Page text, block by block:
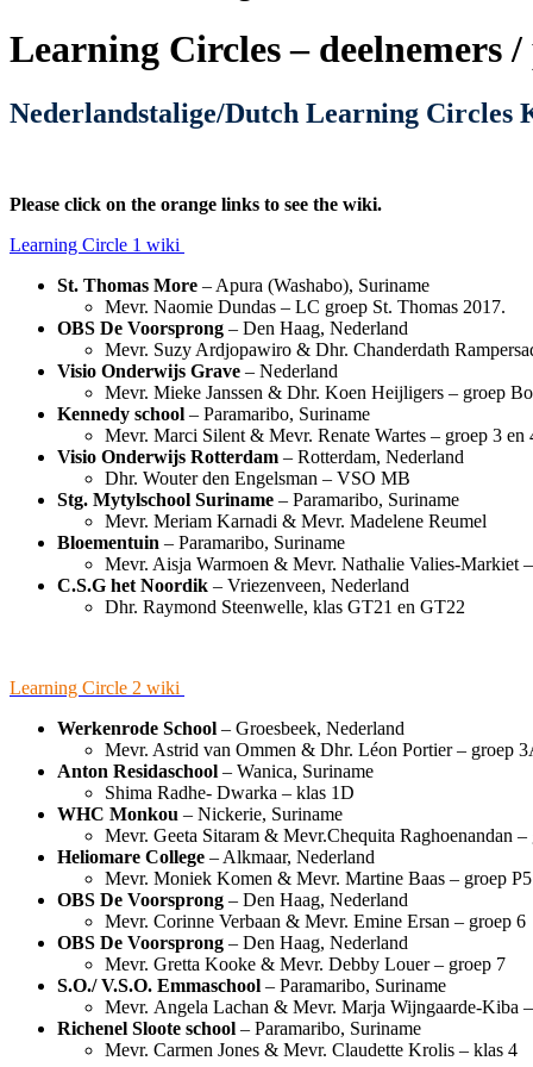
Learning Circles – deelnemers
Nederlandstalige/Dutch Learning Circles
Please click on the orange links to see the wiki.
Learning Circle 1 wiki
St. Thomas More – Apura (Washabo), Suriname
Mevr. Naomie Dundas – LC groep St. Thomas 2017.
OBS De Voorsprong – Den Haag, Nederland
Mevr. Suzy Ardjopawiro & Dhr. Chanderdath
Visio Onderwijs Grave – Nederland
Mevr. Mieke Janssen & Dhr. Koen Heijligers – groep
Kennedy school – Paramaribo, Suriname
Mevr. Marci Silent & Mevr. Renate Wartes – groep 3 en
Visio Onderwijs Rotterdam – Rotterdam, Nederland
Dhr. Wouter den Engelsman – VSO MB
Stg. Mytylschool Suriname – Paramaribo, Suriname
Mevr. Meriam Karnadi & Mevr. Madelene Reumel
Bloementuin – Paramaribo, Suriname
Mevr. Aisja Warmoen & Mevr. Nathalie Valies-Markiet
C.S.G het Noordik – Vriezenveen, Nederland
Dhr. Raymond Steenwelle, klas GT21 en GT22
Learning Circle 2 wiki
Werkenrode School – Groesbeek, Nederland
Mevr. Astrid van Ommen & Dhr. Léon Portier – groep
Anton Residaschool – Wanica, Suriname
Shima Radhe- Dwarka – klas 1D
WHC Monkou – Nickerie, Suriname
Mevr. Geeta Sitaram & Mevr.Chequita Raghoenandan –
Heliomare College – Alkmaar, Nederland
Mevr. Moniek Komen & Mevr. Martine Baas – groep
OBS De Voorsprong – Den Haag, Nederland
Mevr. Corinne Verbaan & Mevr. Emine Ersan – groep 6
OBS De Voorsprong – Den Haag, Nederland
Mevr. Gretta Kooke & Mevr. Debby Louer – groep 7
S.O./ V.S.O. Emmaschool – Paramaribo, Suriname
Mevr. Angela Lachan & Mevr. Marja Wijngaarde-Kiba
Richenel Sloote school – Paramaribo, Suriname
Mevr. Carmen Jones & Mevr. Claudette Krolis – klas 4